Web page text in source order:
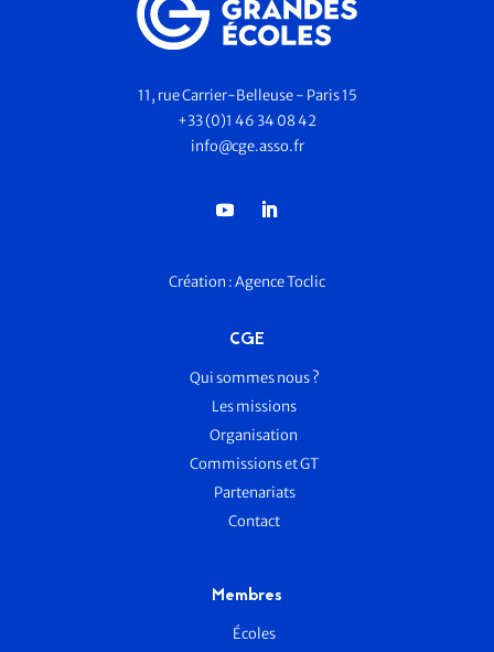
11, rue Carrier-Belleuse - Paris 15
+33 (0)1 46 34 08 42
info@cge.asso.fr
Création :Agence Toclic
CGE
Qui sommes nous ?
Les missions
Organisation
Commissions et GT
Partenariats
Contact
Membres
Écoles